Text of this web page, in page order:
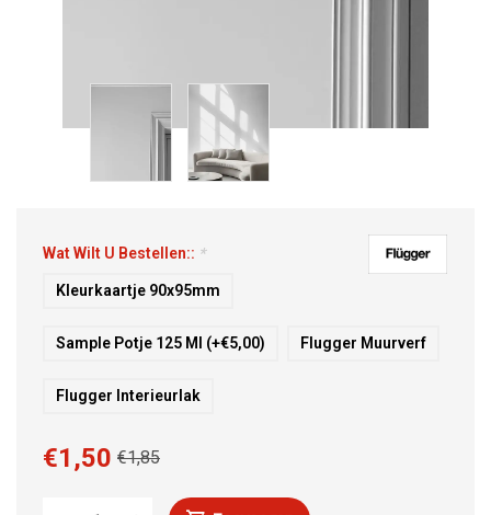
Wat Wilt U Bestellen:: *
Kleurkaartje 90x95mm
Sample Potje 125 Ml (+€5,00) Flugger Muurverf
Flugger Interieurlak
€1,85
€1,50